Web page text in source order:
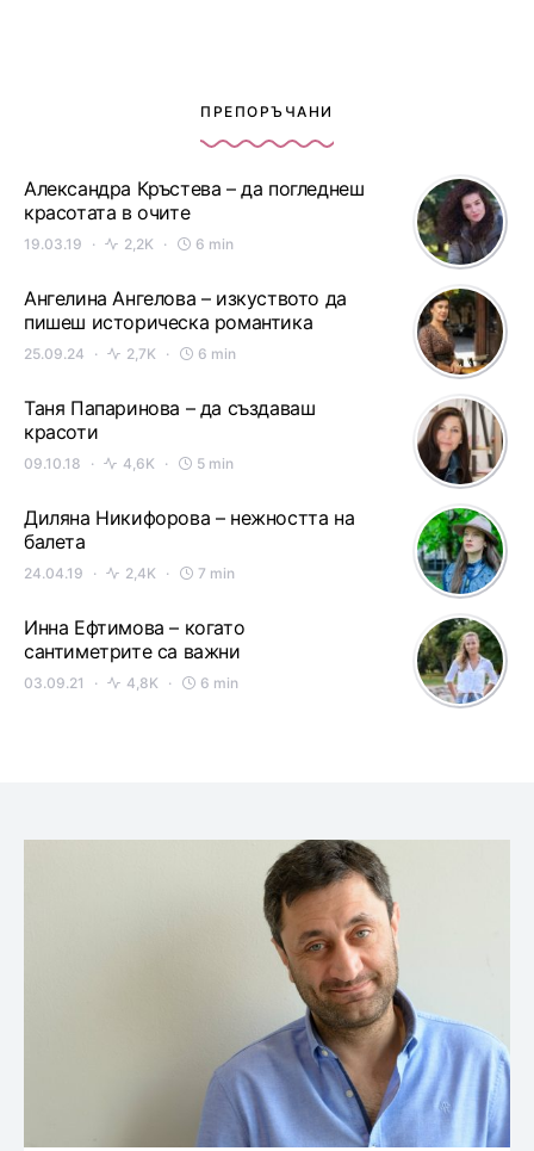
ПРЕПОРЪЧАНИ
Александра Кръстева – да погледнеш
красотата в очите
19.03.19 2,2K 6 min
Ангелина Ангелова – изкуството да
пишеш историческа романтика
25.09.24 2,7K 6 min
Таня Папаринова – да създаваш
красоти
09.10.18 4,6K 5 min
Диляна Никифорова – нежността на
балета
24.04.19 2,4K 7 min
Инна Ефтимова – когато
сантиметрите са важни
03.09.21 4,8K 6 min